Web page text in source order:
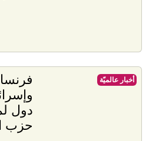
دول
حزب
أخبار عالميّة